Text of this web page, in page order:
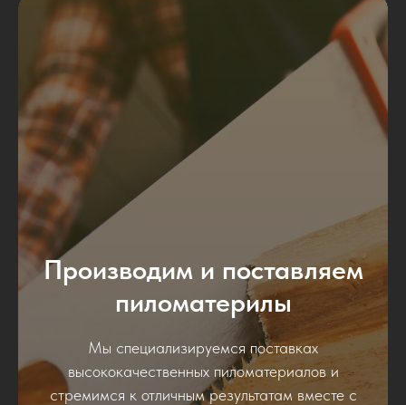
Производим и поставляем
пиломатерилы
Мы специализируемся поставках
высококачественных пиломатериалов и
стремимся к отличным результатам вместе с